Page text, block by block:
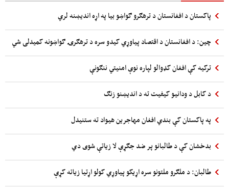
پاکستان د افغانستان د ترهګرو ګواښو بیا په اړه اندیښنه لري
چین: د افغانستان د اقتصاد پیاوړي کیدو سره د ترهګرۍ ګواښونه کمیدلی شي
ترکیه کې افغان کډوالو لپاره نوې امنیتي ننګونې
د کابل د ودانیو کیفیت ته د اندیښنو زنګ
په پاکستان کې بندي افغان مهاجرین هیواد ته ستنیدل
بدخشان کې د طالبانو پر ضد جګړې لا زیاتې شوی دي
طالبان: د ملګرو ملتونو سره اړیکو پیاوړي کولو اړتیا زیاته کړې